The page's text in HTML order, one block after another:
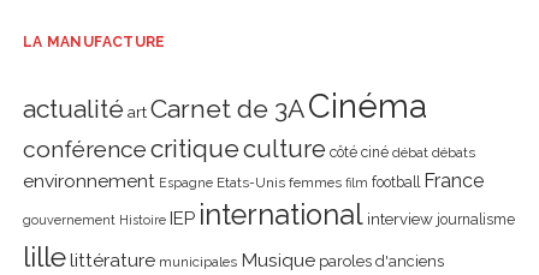
LA MANUFACTURE
actualité art Carnet de 3ACinéma
conférencecritiqueculture côté ciné débat débats
environnement Espagne Etats-Unis femmes film football France
gouvernement Histoire IEP international interview journalisme
lillelittérature municipales Musique paroles d'anciens